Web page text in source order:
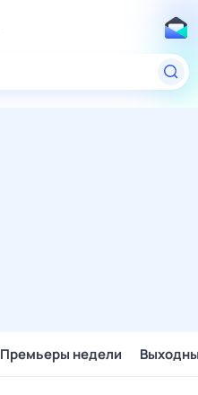
Премьеры недели